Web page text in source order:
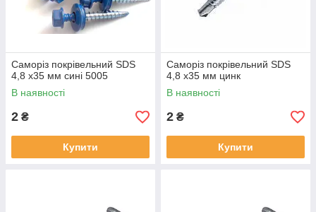
Саморіз покрівельний SDS
4,8 х35 мм сині 5005
В наявності
2 ₴
Купити
Саморіз покрівельний SDS
4,8 х35 мм цинк
В наявності
2 ₴
Купити